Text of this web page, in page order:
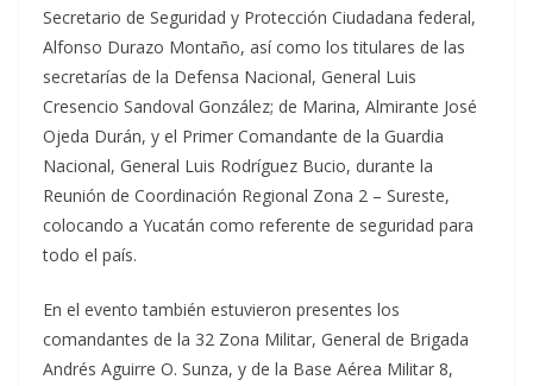
Secretario de Seguridad y Protección Ciudadana federal,
Alfonso Durazo Montaño, así como los titulares de las
secretarías de la Defensa Nacional, General Luis
Cresencio Sandoval González; de Marina, Almirante José
Ojeda Durán, y el Primer Comandante de la Guardia
Nacional, General Luis Rodríguez Bucio, durante la
Reunión de Coordinación Regional Zona 2 – Sureste,
colocando a Yucatán como referente de seguridad para
todo el país.
En el evento también estuvieron presentes los
comandantes de la 32 Zona Militar, General de Brigada
Andrés Aguirre O. Sunza, y de la Base Aérea Militar 8,